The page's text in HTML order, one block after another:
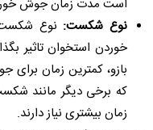
است مدت زمان جوش
نوع شکست: نوع
خوردن استخوان تاثیر
بازو، کمترین زمان برای
که برخی دیگر مانند
زمان بیشتری نیاز دارند.